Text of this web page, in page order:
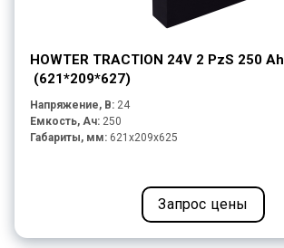
HOWTER TRACTION 24V 2 PzS 250 Ah
(621*209*627)
Напряжение, В: 24
Емкость, Ач: 250
Габариты, мм: 621x209x625
Запрос цены